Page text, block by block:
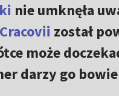
nie umknęła
Cracovii został
może
darzy go